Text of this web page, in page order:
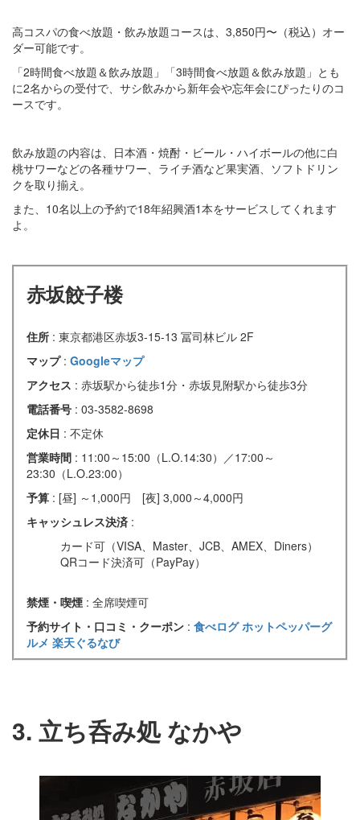
高コスパの食べ放題・飲み放題コースは、3,850円〜（税込）オー
ダー可能です。
「2時間食べ放題＆飲み放題」「3時間食べ放題＆飲み放題」とも
に2名からの受付で、サシ飲みから新年会や忘年会にぴったりのコ
ースです。
飲み放題の内容は、日本酒・焼酎・ビール・ハイボールの他に白
桃サワーなどの各種サワー、ライチ酒など果実酒、ソフトドリン
クを取り揃え。
また、10名以上の予約で18年紹興酒1本をサービスしてくれます
よ。
赤坂餃子楼
住所 : 東京都港区赤坂3-15-13 冨司林ビル 2F
マップ : Googleマップ
アクセス : 赤坂駅から徒歩1分・赤坂見附駅から徒歩3分
電話番号 : 03-3582-8698
定休日 : 不定休
営業時間 : 11:00～15:00（L.O.14:30）／17:00～
23:30（L.O.23:00）
予算 : [昼] ～1,000円 [夜] 3,000～4,000円
キャッシュレス決済 :
カード可（VISA、Master、JCB、AMEX、Diners）
QRコード決済可（PayPay）
禁煙・喫煙 : 全席喫煙可
予約サイト・口コミ・クーポン : 食べログホットペッパーグ
ルメ 楽天ぐるなび
3. 立ち呑み処 なかや